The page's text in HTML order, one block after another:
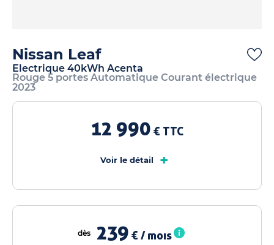
Nissan Leaf
Electrique 40kWh Acenta
Rouge 5 portes Automatique Courant électrique
2023
12 990 € TTC
Voir le détail +
dès 239 € / mois